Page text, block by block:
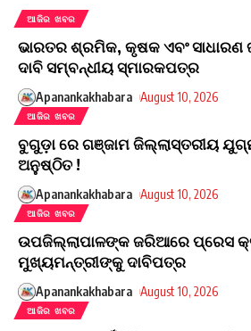
ଆଜିର ଖବର
ଭାରତର ଶ୍ରମିକ, କୃଷକ ଏବଂ
ଦାବି ସମ୍ବନ୍ଧୀୟ ସ୍ମାରକପତ୍ର
Apanankakhabara August 10, 2026
ଆଜିର ଖବର
ବୁଗୁଡ଼ା ରେ ଗଞ୍ଜାମ ଜିଲ୍ଲାସ୍ତରୀୟ
ଅନୁଷ୍ଠିତ !
Apanankakhabara August 10, 2026
ଆଜିର ଖବର
ଉପଜିଲ୍ଲାପାଳଙ୍କ ଜରିଆରେ ପ୍ରେସ
ମୁଖ୍ୟମନ୍ତ୍ରୀଙ୍କୁ ଦାବିପତ୍ର
Apanankakhabara August 10, 2026
ଆଜିର ଖବର